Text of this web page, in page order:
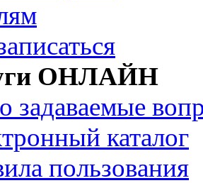
ОНЛАЙН
задаваемые
каталог
пользования